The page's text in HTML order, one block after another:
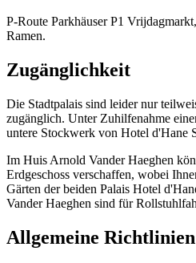
P-Route Parkhäuser P1
Ramen.
Zugänglichkeit
Die Stadtpalais sind leider nur
zugänglich. Unter Zuhilfenahme
untere Stockwerk von Hotel d'Hane
Im Huis Arnold Vander Haeghen
Erdgeschoss verschaffen, wobei
Gärten der beiden Palais Hotel
Vander Haeghen sind für
Allgemeine Richtlinien